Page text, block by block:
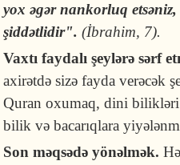
yox əgər nankorluq
şiddətlidir".(İbrahim, 7).
Vaxtı faydalı şeylərə sərf
axirətdə sizə fayda verəcək
Quran oxumaq, dini bilikləri
bilik və bacarıqlara
Son məqsədə yönəlmək.